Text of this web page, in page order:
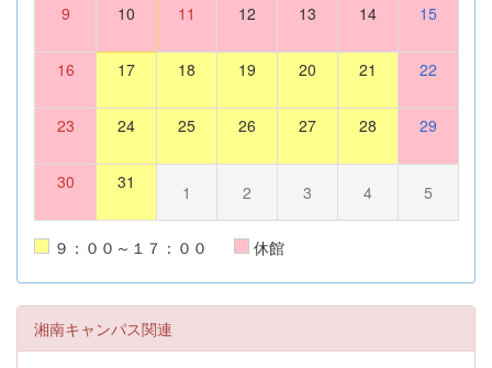
9 10 11 12 13 14 15
16 17 18 19 20 21 22
23 24 25 26 27 28 29
30 31 1 2 3 4 5
９：００～１７：００ 休館
湘南キャンパス関連